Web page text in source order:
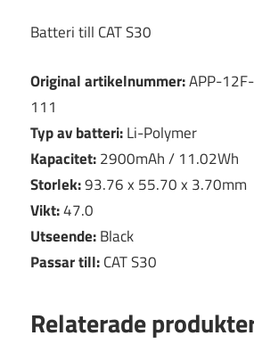
Batteri till CAT S30
Original artikelnummer:APP-
111
Typ av batteri:Li-Polymer
Kapacitet:2900mAh / 11.02Wh
Storlek:93.76 x 55.70 x 3.70mm
Vikt:47.0
Utseende:Black
Passar till:CAT S30
Relaterade